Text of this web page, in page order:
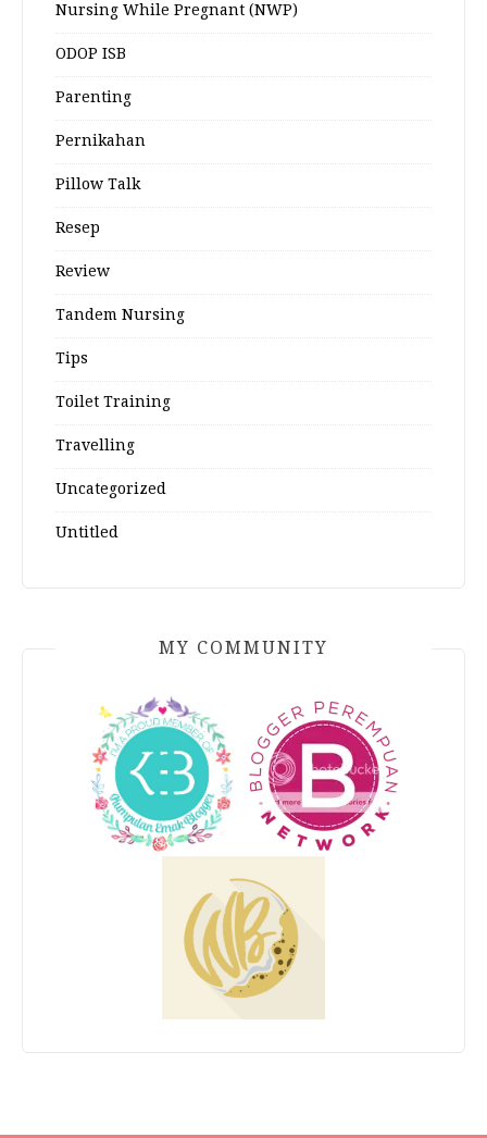
Nursing While Pregnant (NWP)
ODOP ISB
Parenting
Pernikahan
Pillow Talk
Resep
Review
Tandem Nursing
Tips
Toilet Training
Travelling
Uncategorized
Untitled
MY COMMUNITY